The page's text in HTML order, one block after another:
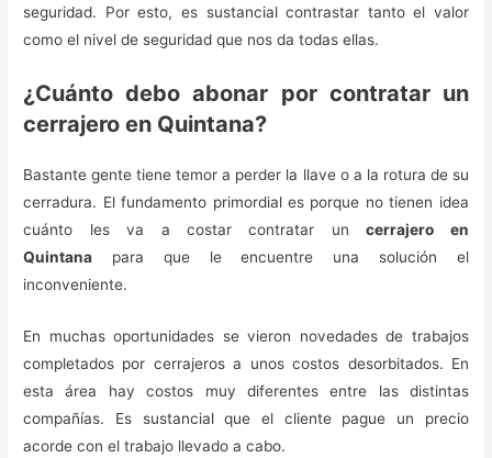
seguridad. Por esto, es sustancial contrastar tanto el valor
como el nivel de seguridad que nos da todas ellas.
¿Cuánto debo abonar por contratar un
cerrajero en Quintana?
Bastante gente tiene temor a perder la llave o a la rotura de su
cerradura. El fundamento primordial es porque no tienen idea
cuánto les va a costar contratar uncerrajero en
Quintana para que le encuentre una solución el
inconveniente.
En muchas oportunidades se vieron novedades de trabajos
completados por cerrajeros a unos costos desorbitados. En
esta área hay costos muy diferentes entre las distintas
compañías. Es sustancial que el cliente pague un precio
acorde con el trabajo llevado a cabo.